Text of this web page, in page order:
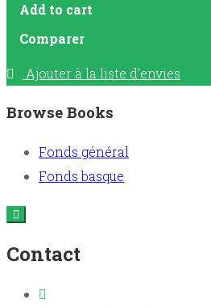
Add to cart
Comparer
Ajouter à la liste d’envies
Browse Books
Fonds général
Fonds basque
Contact